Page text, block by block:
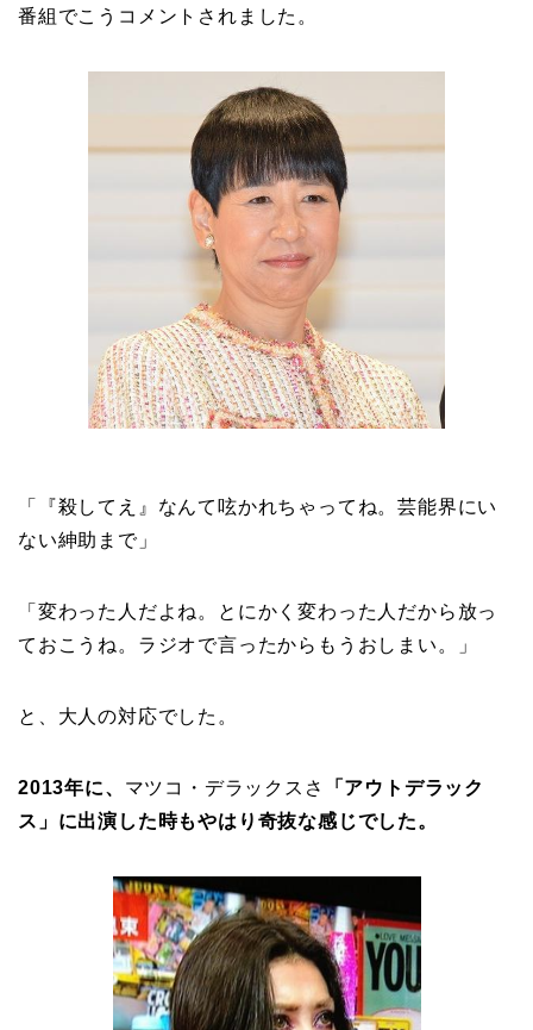
番組でこうコメントされました。
「『殺してえ』なんて呟かれちゃってね。芸能界にい
ない紳助まで」
「変わった人だよね。とにかく変わった人だから放っ
ておこうね。ラジオで言ったからもうおしまい。」
と、大人の対応でした。
2013年に、 マツコ・デラックスさ
「アウトデラック
ス」に出演した時もやはり奇抜な感じでした。